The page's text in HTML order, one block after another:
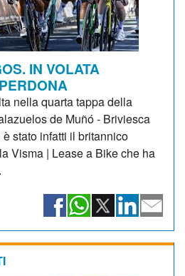
IN VOLATA
nella quarta tappa della
de Muñó - Briviesca
stato infatti il britannico
Visma | Lease a Bike che ha